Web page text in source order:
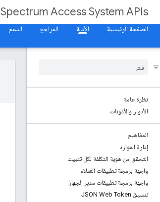
Spectrum Access System APIs
الصفحة الرئيسية
الأدلة المراجع الدعم
نظرة عامة
الأدوار والأذونات
المفاهيم
إدارة الموارد
التحقق من هوية التكلفة لكل تثبيت
واجهة برمجة تطبيقات العملاء
واجهة برمجة تطبيقات مدير الجهاز
تنسيق JSON Web Token